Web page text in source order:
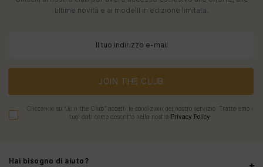
ultime novità e ai modelli in edizione limitata.
JOIN THE CLUB
Cliccando su “Join the Club” accetti le condizioni del nostro servizio. Tratteremo i
tuoi dati come descritto nella nostra Privacy Policy
Hai bisogno di aiuto?